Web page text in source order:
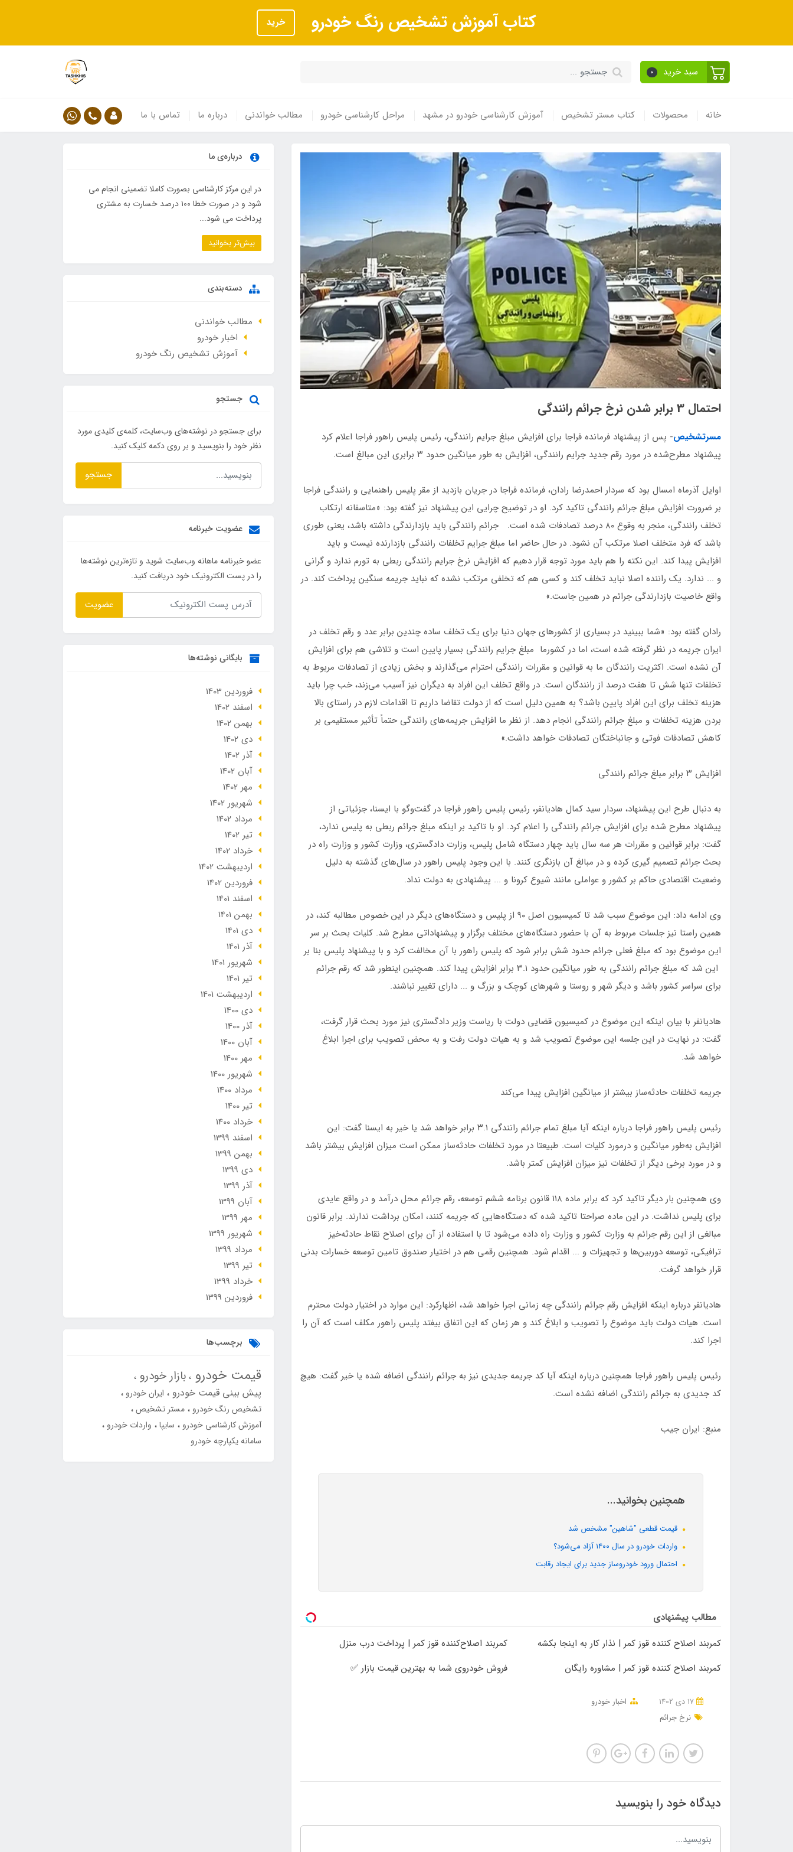
کتاب آموزش تشخیص رنگ خودرو خرید
سبد خرید 0
خانه محصولات کتاب مستر تشخیص آموزش کارشناسی خودرو در مشهد مراحل کارشناسی خودرو مطالب خواندنی درباره ما تماس با ما
احتمال 3 برابر شدن نرخ جرائم رانندگی
مسرتشخیص- پس از پیشنهاد فرمانده فراجا برای افزایش مبلغ جرایم رانندگی، رئیس پلیس راهور فراجا اعلام کرد
پیشنهاد مطرح‌شده در مورد رقم جدید جرایم رانندگی، افزایش به طور میانگین حدود ۳ برابری این مبالغ است.
اوایل آذرماه امسال بود که سردار احمدرضا رادان، فرمانده فراجا در جریان بازدید از مقر پلیس راهنمایی و رانندگی فراجا
بر ضرورت افزایش مبلغ جرائم رانندگی تاکید کرد. او در توضیح چرایی این پیشنهاد نیز گفته بود:‌ «متاسفانه ارتکاب
تخلف رانندگی، منجر به وقوع ۸۰ درصد تصادفات شده است. جرائم رانندگی باید بازدارندگی داشته باشد، یعنی طوری
باشد که فرد متخلف اصلا مرتکب آن نشود. در حال حاضر اما مبلغ جرایم تخلفات رانندگی بازدارنده نیست و باید
افزایش پیدا کند. این نکته را هم باید مورد توجه قرار دهیم که افزایش نرخ جرایم رانندگی ربطی به تورم ندارد و گرانی
و ... ندارد. یک راننده اصلا نباید تخلف کند و کسی هم که تخلفی مرتکب نشده که نباید جریمه سنگین پرداخت کند. در
واقع خاصیت بازدارندگی جرائم در همین جاست.»
رادان گفته بود:‌ «شما ببینید در بسیاری از کشورهای جهان دنیا برای یک تخلف ساده چندین برابر عدد و رقم تخلف در
ایران جریمه در نظر گرفته شده است، اما در کشورما مبلغ جرایم رانندگی بسیار پایین است و تلاشی هم برای افزایش
آن نشده است. اکثریت رانندگان ما به قوانین و مقررات رانندگی احترام می‌گذارند و بخش زیادی از تصادفات مربوط به
تخلفات تنها شش تا هفت درصد از رانندگان است. در واقع تخلف این افراد به دیگران نیز آسیب می‌زند، خب چرا باید
هزینه تخلف برای این افراد پایین باشد؟ به همین دلیل است که از دولت تقاضا داریم تا اقدامات لازم در راستای بالا
بردن هزینه تخلفات و مبلغ جرائم رانندگی انجام دهد. از نظر ما افزایش جریمه‌های رانندگی حتماً تأثیر مستقیمی بر
کاهش تصادفات فوتی و جانباختگان تصادفات خواهد داشت.»
افزایش ۳ برابر مبلغ جرائم رانندگی
به دنبال طرح این پیشنهاد، سردار سید کمال هادیانفر، رئیس پلیس راهور فراجا در گفت‌وگو با ایسنا، جزئیاتی از
پیشنهاد مطرح شده برای افزایش جرائم رانندگی را اعلام کرد. او با تاکید بر اینکه مبلغ جرائم ربطی به پلیس ندارد،
گفت: برابر قوانین و مقررات هر سه سال باید چهار دستگاه شامل پلیس، وزارت دادگستری، وزارت کشور و وزارت راه در
بحث جرائم تصمیم گیری کرده و در مبالغ آن بازنگری کنند. با این وجود پلیس راهور در سال‌های گذشته به دلیل
وضعیت اقتصادی حاکم بر کشور و عواملی مانند شیوع کرونا و ... پیشنهادی به دولت نداد.
وی ادامه داد: این موضوع سبب شد تا کمیسیون اصل ۹۰ از پلیس و دستگاه‌های دیگر در این خصوص مطالبه کند، در
همین راستا نیز جلسات مربوط به آن با حضور دستگاه‌های مختلف برگزار و پیشنهاداتی مطرح شد. کلیات بحث بر سر
این موضوع بود که مبلغ فعلی جرائم حدود شش برابر شود که پلیس راهور با آن مخالفت کرد و با پیشنهاد پلیس بنا بر
این شد که مبلغ جرائم رانندگی به طور میانگین حدود ۳.۱ برابر افزایش پیدا کند. همچنین اینطور شد که رقم جرائم
برای سراسر کشور باشد و دیگر شهر و روستا و شهرهای کوچک و بزرگ و ... دارای تغییر نباشند.
هادیانفر با بیان اینکه این موضوع در کمیسیون قضایی دولت با ریاست وزیر دادگستری نیز مورد بحث قرار گرفت،
گفت: در نهایت در این جلسه این موضوع تصویب شد و به هیات دولت رفت و به محض تصویب برای اجرا ابلاغ
خواهد شد.
جریمه تخلفات حادثه‌ساز بیشتر از میانگین افزایش پیدا می‌کند
رئیس پلیس راهور فراجا درباره اینکه آیا مبلغ تمام جرائم رانندگی ۳.۱ برابر خواهد شد یا خیر به ایسنا گفت: این
افزایش به‌طور میانگین و درمورد کلیات است. طبیعتا در مورد تخلفات حادثه‌ساز ممکن است میزان افزایش بیشتر باشد
و در مورد برخی دیگر از تخلفات نیز میزان افزایش کمتر باشد.
وی همچنین بار دیگر تاکید کرد که برابر ماده ۱۱۸ قانون برنامه ششم توسعه، رقم جرائم محل درآمد و در واقع عایدی
برای پلیس نداشت. در این ماده صراحتا تاکید شده که دستگاه‌هایی که جریمه کنند، امکان برداشت ندارند. برابر قانون
مبالغی از این رقم جرائم به وزارت کشور و وزارت راه داده می‌شود تا با استفاده از آن برای اصلاح نقاط حادثه‌خیز
ترافیکی، توسعه دوربین‌ها و تجهیزات و ... اقدام شود. همچنین رقمی هم در اختیار صندوق تامین توسعه خسارات بدنی
قرار خواهد گرفت.
هادیانفر درباره اینکه افزایش رقم جرائم رانندگی چه زمانی اجرا خواهد شد، اظهارکرد: این‌ موارد در اختیار دولت محترم
است. هیات دولت باید موضوع را تصویب و ابلاغ کند و هر زمان که این اتفاق بیفتد پلیس راهور مکلف است که آن را
اجرا کند.
رئیس پلیس راهور فراجا همچنین درباره اینکه آیا کد جریمه جدیدی نیز به جرائم رانندگی اضافه شده یا خیر گفت: هیچ
کد جدیدی به جرائم رانندگی اضافه نشده است.
منبع: ایران جیب
همچنین بخوانید...
قیمت قطعی "شاهین" مشخص شد
واردات خودرو در سال ۱۴۰۰ آزاد می‌شود؟
احتمال ورود خودروساز جدید برای ایجاد رقابت
مطالب پیشنهادی
کمربند اصلاح کننده قوز کمر | نذار کار به اینجا بکشه
کمربند اصلاح‌کننده قوز کمر | پرداخت درب منزل
کمربند اصلاح کننده قوز کمر | مشاوره رایگان
فروش خودروی شما به بهترین قیمت بازار ✅
اخبار خودرو
نرخ جرائم
دیدگاه خود را بنویسید
درباره‌ی ما
در این مرکز کارشناسی بصورت کاملا تضمینی انجام می
شود و در صورت خطا ۱۰۰ درصد خسارت به مشتری
پرداخت می شود...
بیش‌تر بخوانید
دسته‌بندی
مطالب خواندنی
اخبار خودرو
آموزش تشخیص رنگ خودرو
جستجو
برای جستجو در نوشته‌های وب‌سایت، کلمه‌ی کلیدی مورد
نظر خود را بنویسید و بر روی دکمه کلیک کنید.
جستجو
عضویت خبرنامه
عضو خبرنامه ماهانه وب‌سایت شوید و تازه‌ترین نوشته‌ها
را در پست الکترونیک خود دریافت کنید.
عضویت
بایگانی نوشته‌ها
فروردین 1403
اسفند 1402
بهمن 1402
دی 1402
آذر 1402
آبان 1402
مهر 1402
شهریور 1402
مرداد 1402
تير 1402
خرداد 1402
ارديبهشت 1402
فروردین 1402
اسفند 1401
بهمن 1401
دی 1401
آذر 1401
شهریور 1401
تير 1401
ارديبهشت 1401
دی 1400
آذر 1400
آبان 1400
مهر 1400
شهریور 1400
مرداد 1400
تير 1400
خرداد 1400
اسفند 1399
بهمن 1399
دی 1399
آذر 1399
آبان 1399
مهر 1399
شهریور 1399
مرداد 1399
تير 1399
خرداد 1399
فروردین 1399
برچسب‌ها
قیمت خودرو بازار خودرو
پیش بینی قیمت خودرو ایران خودرو
تشخیص رنگ خودرو مستر تشخیص
آموزش کارشناسی خودرو سایپا واردات خودرو
سامانه یکپارچه خودرو